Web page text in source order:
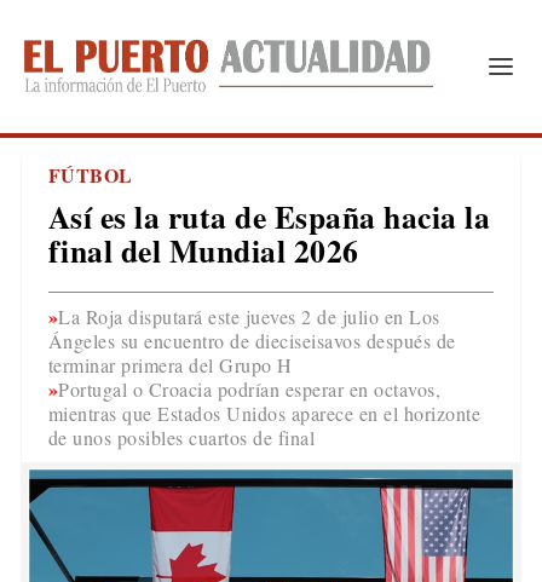
FÚTBOL
Así es la ruta de España hacia la
final del Mundial 2026
La Roja disputará este jueves 2 de julio en Los
Ángeles su encuentro de dieciseisavos después de
terminar primera del Grupo H
Portugal o Croacia podrían esperar en octavos,
mientras que Estados Unidos aparece en el horizonte
de unos posibles cuartos de final